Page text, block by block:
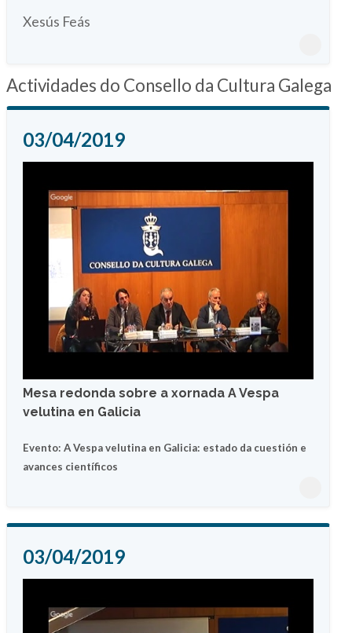
Xesús Feás
Actividades do Consello da Cultura Galega
03/04/2019
Mesa redonda sobre a xornada A Vespa
velutina en Galicia
Evento: A Vespa velutina en Galicia: estado da cuestión e
avances científicos
03/04/2019